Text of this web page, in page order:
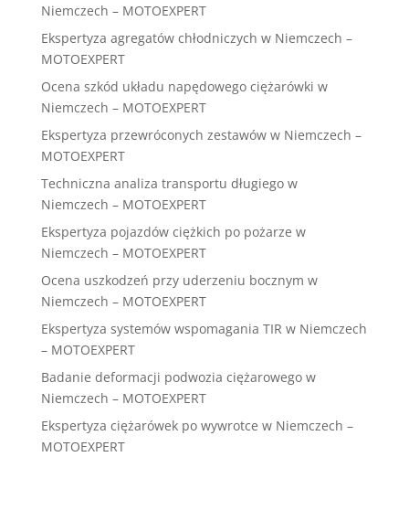
Niemczech – MOTOEXPERT
Ekspertyza agregatów chłodniczych w Niemczech –
MOTOEXPERT
Ocena szkód układu napędowego ciężarówki w
Niemczech – MOTOEXPERT
Ekspertyza przewróconych zestawów w Niemczech –
MOTOEXPERT
Techniczna analiza transportu długiego w
Niemczech – MOTOEXPERT
Ekspertyza pojazdów ciężkich po pożarze w
Niemczech – MOTOEXPERT
Ocena uszkodzeń przy uderzeniu bocznym w
Niemczech – MOTOEXPERT
Ekspertyza systemów wspomagania TIR w Niemczech
– MOTOEXPERT
Badanie deformacji podwozia ciężarowego w
Niemczech – MOTOEXPERT
Ekspertyza ciężarówek po wywrotce w Niemczech –
MOTOEXPERT